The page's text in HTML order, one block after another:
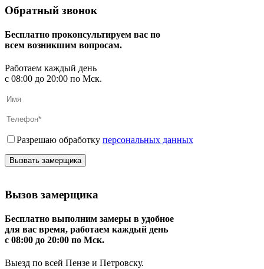
Обратный звонок
Бесплатно проконсультируем вас по
всем возникшим вопросам.
Работаем каждый день
с 08:00 до 20:00 по Мск.
Разрешаю обработку персональных данных
Вызов замерщика
Бесплатно выполним замеры в удобное
для вас время, работаем каждый день
с 08:00 до 20:00 по Мск.
Выезд по всей Пензе и Петровску.